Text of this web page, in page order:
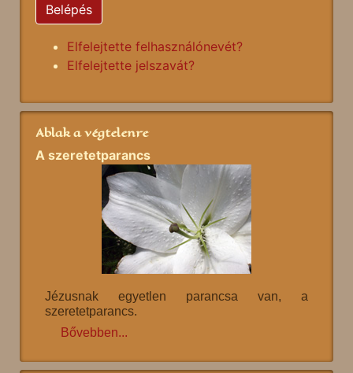
Belépés
Elfelejtette felhasználónevét?
Elfelejtette jelszavát?
Ablak a végtelenre
A szeretetparancs
Jézusnak egyetlen parancsa van, a
szeretetparancs.
Bővebben...